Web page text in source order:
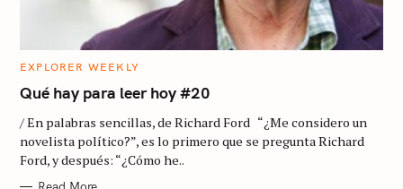
C
T
E
O
I
E
EXPLORER WEEKLY
Qué hay para leer hoy #20
/ En palabras sencillas, de Richard Ford “¿Me considero un
novelista político?”, es lo primero que se pregunta Richard
Ford, y después: “¿Cómo he..
S
a
r